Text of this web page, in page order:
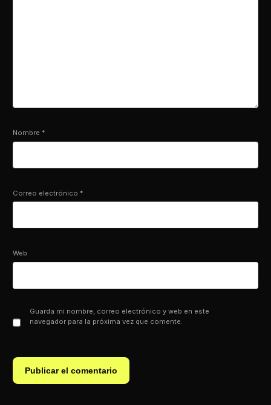
Nombre*
Correo electrónico*
Web
Guarda mi nombre, correo electrónico y web en este
navegador para la próxima vez que comente.
Contact